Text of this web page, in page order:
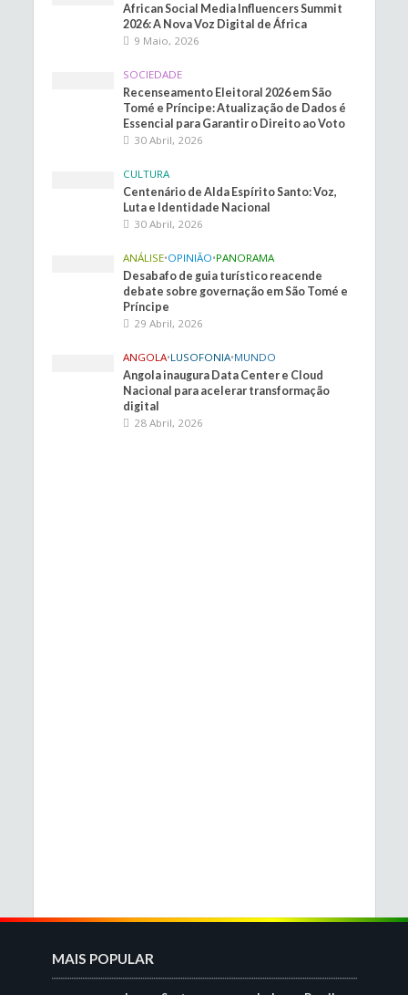
African Social Media Influencers Summit
2026: A Nova Voz Digital de África
9 Maio, 2026
SOCIEDADE
Recenseamento Eleitoral 2026 em São
Tomé e Príncipe: Atualização de Dados é
Essencial para Garantir o Direito ao Voto
30 Abril, 2026
CULTURA
Centenário de Alda Espírito Santo: Voz,
Luta e Identidade Nacional
30 Abril, 2026
ANÁLISE•OPINIÃO•PANORAMA
Desabafo de guia turístico reacende
debate sobre governação em São Tomé e
Príncipe
29 Abril, 2026
ANGOLA•LUSOFONIA•MUNDO
Angola inaugura Data Center e Cloud
Nacional para acelerar transformação
digital
28 Abril, 2026
MAIS POPULAR